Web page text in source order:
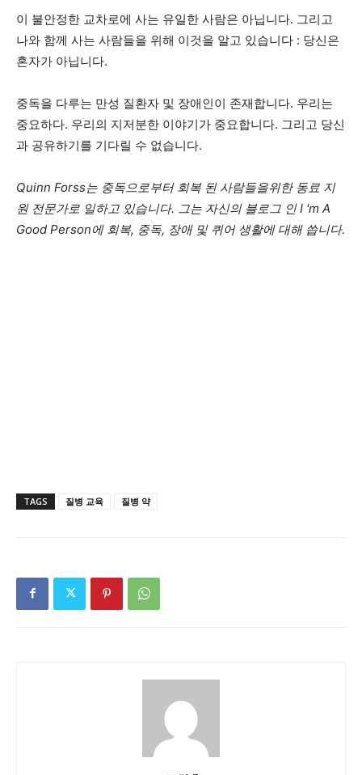
이 불안정한 교차로에 사는 유일한 사람은 아닙니다. 그리고
나와 함께 사는 사람들을 위해 이것을 알고 있습니다 : 당신은
혼자가 아닙니다.
중독을 다루는 만성 질환자 및 장애인이 존재합니다. 우리는
중요하다. 우리의 지저분한 이야기가 중요합니다. 그리고 당신
과 공유하기를 기다릴 수 없습니다.
Quinn Forss는 중독으로부터 회복 된 사람들을위한 동료 지
원 전문가로 일하고 있습니다. 그는 자신의 블로그 인 I ​​'m A
Good Person에 회복, 중독, 장애 및 퀴어 생활에 대해 씁니다.
TAGS 질병 교육 질병 약